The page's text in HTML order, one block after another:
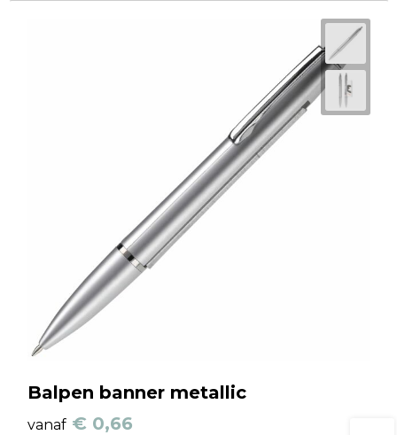
Balpen banner metallic
vanaf € 0,66